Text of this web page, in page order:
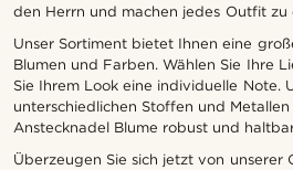
den Herrn und machen jedes Outfit zu
Unser Sortiment bietet Ihnen eine
Blumen und Farben. Wählen Sie Ihre
Sie Ihrem Look eine individuelle Note.
unterschiedlichen Stoffen und
Anstecknadel Blume robust und
Überzeugen Sie sich jetzt von unserer